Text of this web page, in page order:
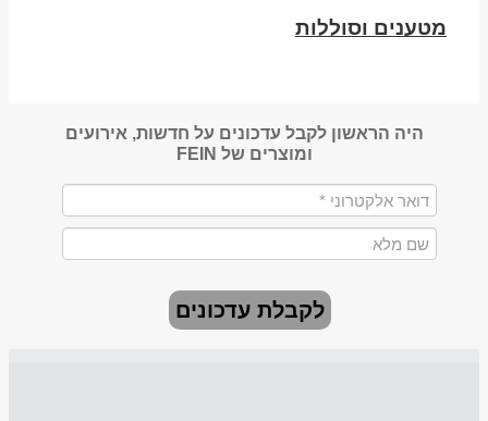
מטענים וסוללות
היה הראשון לקבל עדכונים על חדשות, אירועים
ומוצרים של FEIN
לקבלת עדכונים